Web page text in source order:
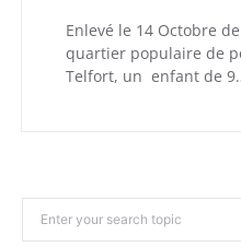
Enlevé le 14 Octobre
quartier populaire de
Telfort, un enfant de